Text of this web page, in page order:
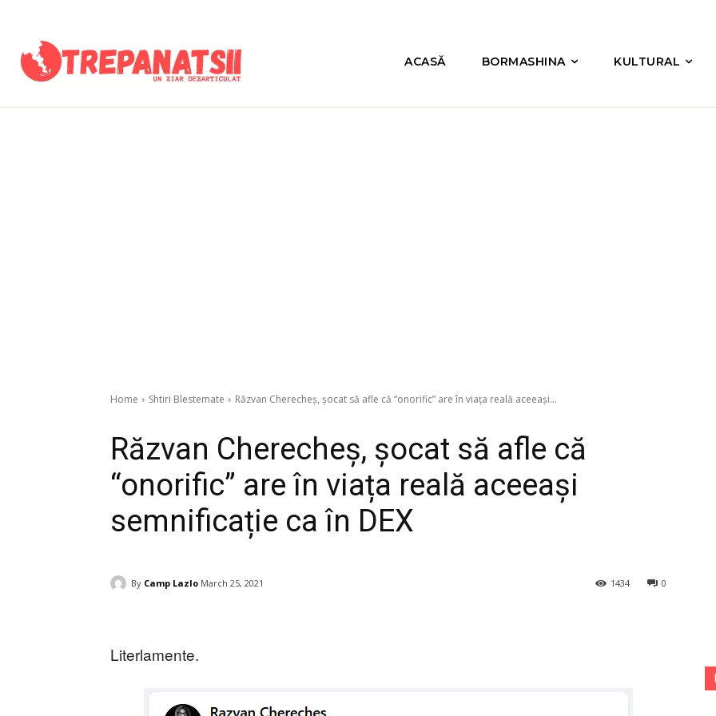
ACASĂ BORMASHINA KULTURAL
Home Shtiri Blestemate Răzvan Cherecheș, șocat să afle că “onorific” are în viața reală aceeași...
Răzvan Cherecheș, șocat să afle că
“onorific” are în viața reală aceeași
semnificație ca în DEX
By Camp Lazlo March 25, 2021 0
1434
Literlamente.